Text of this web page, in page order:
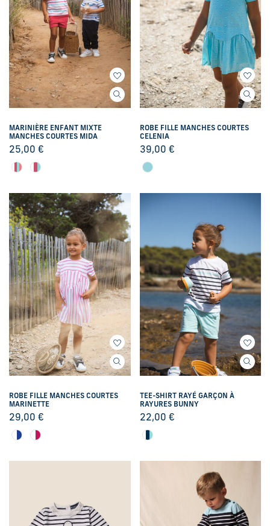
MARINIÈRE ENFANT MIXTE
MANCHES COURTES MIDA
25,00 €
ROBE FILLE MANCHES COURTES
CELENIA
39,00 €
ROBE FILLE MANCHES COURTES
MARINETTE
29,00 €
TEE-SHIRT RAYÉ GARÇON À
RAYURES BUNNY
22,00 €